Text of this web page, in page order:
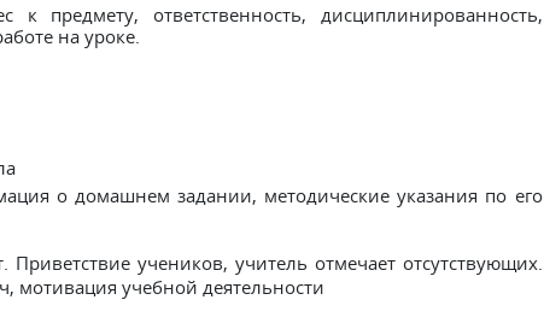
к предмету, ответственность, дисциплинированность,
на уроке.
о домашнем задании, методические указания по его
учеников, учитель отмечает отсутствующих.
мотивация учебной деятельности